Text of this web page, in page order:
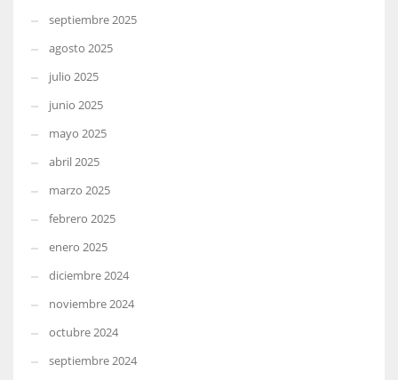
septiembre 2025
agosto 2025
julio 2025
junio 2025
mayo 2025
abril 2025
marzo 2025
febrero 2025
enero 2025
diciembre 2024
noviembre 2024
octubre 2024
septiembre 2024